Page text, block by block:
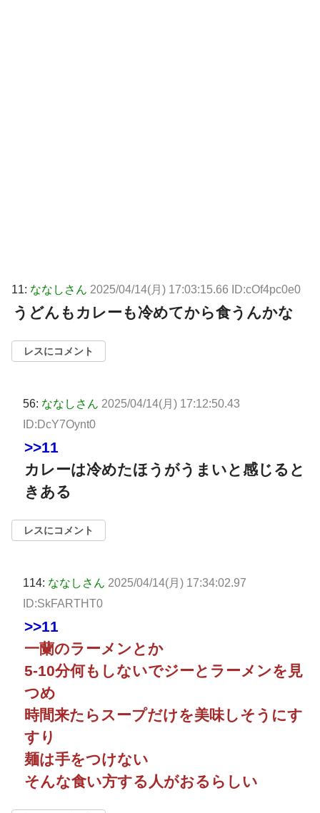
11: ななしさん 2025/04/14(月) 17:03:15.66 ID:cOf4pc0e0
うどんもカレーも冷めてから食うんかな
レスにコメント
56: ななしさん 2025/04/14(月) 17:12:50.43
ID:DcY7Oynt0
>>11
カレーは冷めたほうがうまいと感じると
きある
レスにコメント
114: ななしさん 2025/04/14(月) 17:34:02.97
ID:SkFARTHT0
>>11
一蘭のラーメンとか
5-10分何もしないでジーとラーメンを見
つめ
時間来たらスープだけを美味しそうにす
すり
麺は手をつけない
そんな食い方する人がおるらしい